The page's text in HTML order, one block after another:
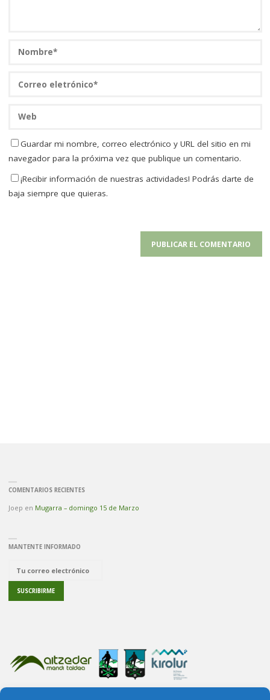
Guardar mi nombre, correo electrónico y URL del sitio en mi
navegador para la próxima vez que publique un comentario.
¡Recibir información de nuestras actividades! Podrás darte de
baja siempre que quieras.
COMENTARIOS RECIENTES
Joep en Mugarra – domingo 15 de Marzo
MANTENTE INFORMADO